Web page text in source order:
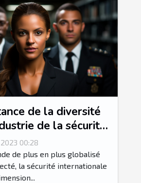
de la diversité
de la sécurité
00:28
de plus en plus globalisé
la sécurité internationale